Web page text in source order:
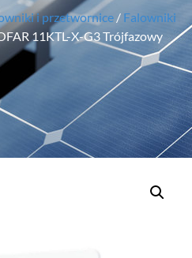
i przetwornice / Falowniki
11KTL-X-G3 Trójfazowy